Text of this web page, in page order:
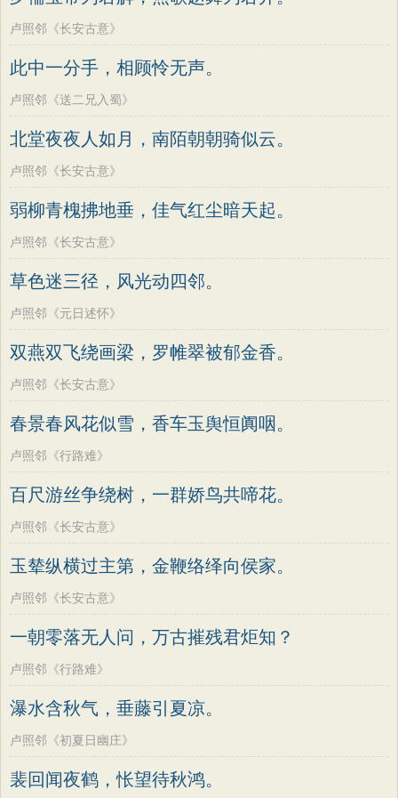
卢照邻《长安古意》
此中一分手，相顾怜无声。
卢照邻《送二兄入蜀》
北堂夜夜人如月，南陌朝朝骑似云。
卢照邻《长安古意》
弱柳青槐拂地垂，佳气红尘暗天起。
卢照邻《长安古意》
草色迷三径，风光动四邻。
卢照邻《元日述怀》
双燕双飞绕画梁，罗帷翠被郁金香。
卢照邻《长安古意》
春景春风花似雪，香车玉舆恒阗咽。
卢照邻《行路难》
百尺游丝争绕树，一群娇鸟共啼花。
卢照邻《长安古意》
玉辇纵横过主第，金鞭络绎向侯家。
卢照邻《长安古意》
一朝零落无人问，万古摧残君炬知？
卢照邻《行路难》
瀑水含秋气，垂藤引夏凉。
卢照邻《初夏日幽庄》
裴回闻夜鹤，怅望待秋鸿。